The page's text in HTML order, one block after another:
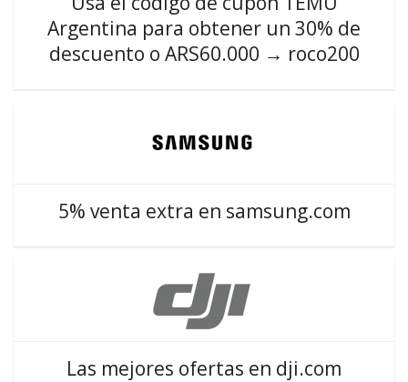
Argentina para obtener un 30% de
descuento o ARS60.000 → roco200
5% venta extra en samsung.com
Las mejores ofertas en dji.com